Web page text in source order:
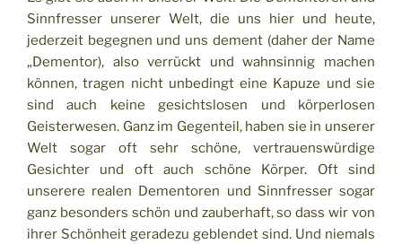
Sinnfresser unserer Welt, die uns hier und heute,
jederzeit begegnen und uns dement (daher der Name
„Dementor), also verrückt und wahnsinnig machen
können, tragen nicht unbedingt eine Kapuze und sie
sind auch keine gesichtslosen und körperlosen
Geisterwesen. Ganz im Gegenteil, haben sie in unserer
Welt sogar oft sehr schöne, vertrauenswürdige
Gesichter und oft auch schöne Körper. Oft sind
unserere realen Dementoren und Sinnfresser sogar
ganz besonders schön und zauberhaft, so dass wir von
ihrer Schönheit geradezu geblendet sind. Und niemals